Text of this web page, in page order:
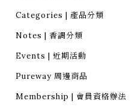
Categories | 產品分類
Notes | 香調分類
Events | 近期活動
Pureway 周邊商品
Membership | 會員資格辦法